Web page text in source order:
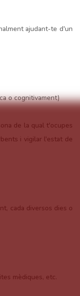
ajudant-te d'un
o cognitivament)
de la qual t'ocupes
i vigilar l'estat de
cada diversos dies o
mèdiques, etc.